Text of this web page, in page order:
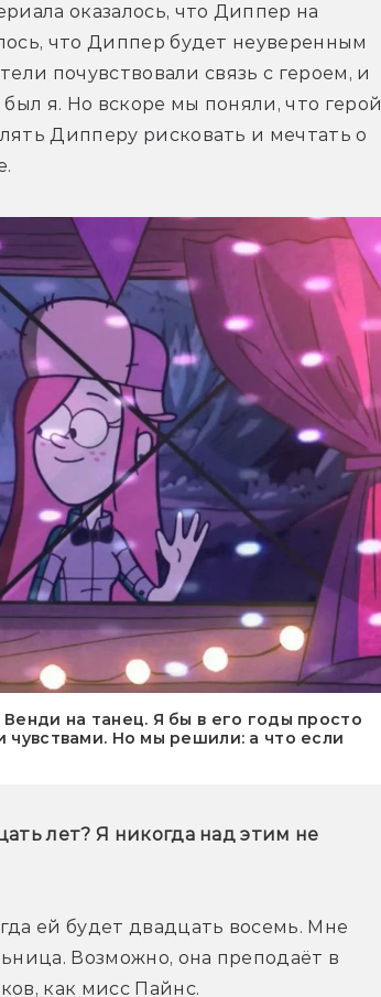
оказалось, что Диппер на
что Диппер будет неуверенным
почувствовали связь с героем, и
я. Но вскоре мы поняли, что герой
Дипперу рисковать и мечтать о
на танец. Я бы в его годы просто
чувствами. Но мы решили: а что если
лет? Я никогда над этим не
ей будет двадцать восемь. Мне
Возможно, она преподаёт в
как мисс Пайнс.